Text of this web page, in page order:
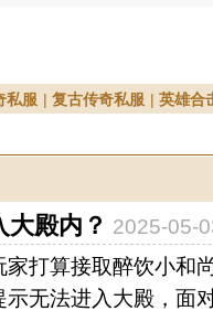
私服 | 复古传奇私服 | 英雄合
殿内？ 2025-05-
打算接取醉饮小和
示无法进入大殿，面